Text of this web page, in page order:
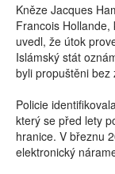
Kněze Jacques
Francois
uvedl, že útok
Islámský stát
byli propuštěni bez
Policie
který se před lety
hranice. V březnu
elektronický